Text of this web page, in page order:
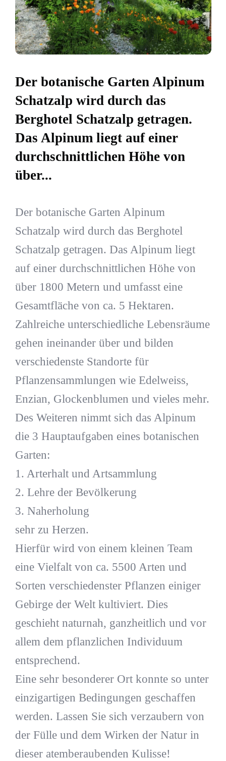
Der botanische Garten Alpinum
Schatzalp wird durch das
Berghotel Schatzalp getragen.
Das Alpinum liegt auf einer
durchschnittlichen Höhe von
über...
Der botanische Garten Alpinum
Schatzalp wird durch das Berghotel
Schatzalp getragen. Das Alpinum liegt
auf einer durchschnittlichen Höhe von
über 1800 Metern und umfasst eine
Gesamtfläche von ca. 5 Hektaren.
Zahlreiche unterschiedliche Lebensräume
gehen ineinander über und bilden
verschiedenste Standorte für
Pflanzensammlungen wie Edelweiss,
Enzian, Glockenblumen und vieles mehr.
Des Weiteren nimmt sich das Alpinum
die 3 Hauptaufgaben eines botanischen
Garten:
1. Arterhalt und Artsammlung
2. Lehre der Bevölkerung
3. Naherholung
sehr zu Herzen.
Hierfür wird von einem kleinen Team
eine Vielfalt von ca. 5500 Arten und
Sorten verschiedenster Pflanzen einiger
Gebirge der Welt kultiviert. Dies
geschieht naturnah, ganzheitlich und vor
allem dem pflanzlichen Individuum
entsprechend.
Eine sehr besonderer Ort konnte so unter
einzigartigen Bedingungen geschaffen
werden. Lassen Sie sich verzaubern von
der Fülle und dem Wirken der Natur in
dieser atemberaubenden Kulisse!